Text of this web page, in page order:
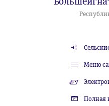
Меню
Полная